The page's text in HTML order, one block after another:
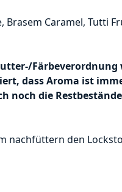
Brasem Caramel, Tutti
Färbeverordnung
dass Aroma ist
noch die
nachfüttern den